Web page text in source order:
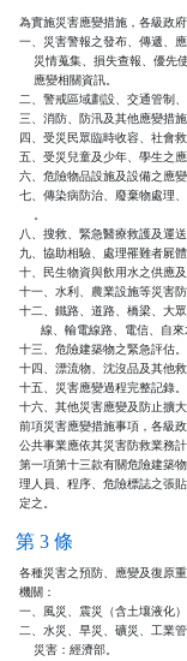
為實施災害應變措施，各級政
一、災害警報之發布、傳遞、
災情蒐集、損失查報、優
    應變相關資訊。
二、警戒區域劃設、交通管制
三、消防、防汛及其他應變措施
四、受災民眾臨時收容、社會
五、受災兒童及少年、學生之應
六、危險物品設施及設備之應變
七、傳染病防治、廢棄物處理
    。
八、搜救、緊急醫療救護及運送
九、協助相驗、處理罹難者屍體
十、民生物資與飲用水之供應及
十一、水利、農業設施等災害防
十二、鐵路、道路、橋梁、大
線、輸電線路、電信、自
十三、危險建築物之緊急評估。
十四、漂流物、沈沒品及其他
十五、災害應變過程完整記錄。
十六、其他災害應變及防止擴大
前項災害應變措施事項，各級
公共事業應依其災害防救業務
第一項第十三款有關危險建築
理人員、程序、危險標誌之張
定之。
第 3 條
各種災害之預防、應變及復原
機關：
一、風災、震災（含土壤液化
二、水災、旱災、礦災、工業
    災害：經濟部。